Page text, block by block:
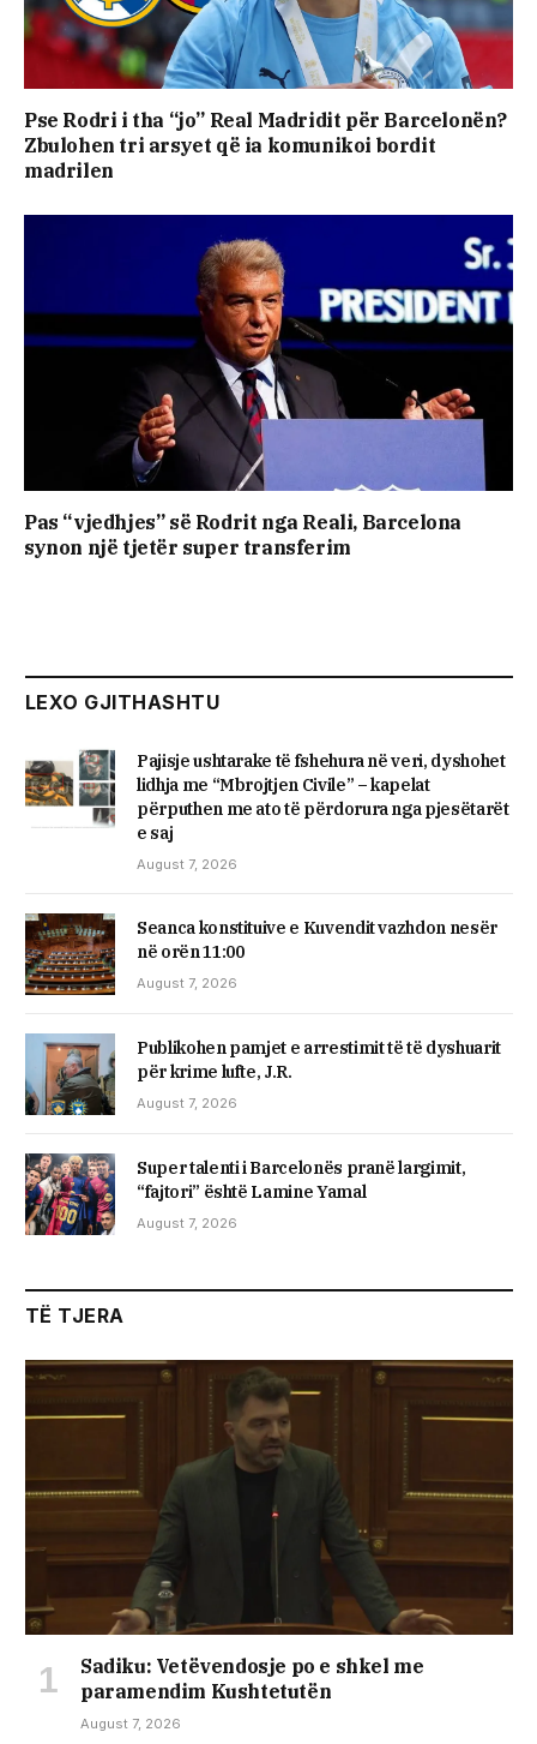
Pse Rodri i tha “jo” Real Madridit për Barcelonën?
Zbulohen tri arsyet që ia komunikoi bordit
madrilen
Pas “vjedhjes” së Rodrit nga Reali, Barcelona
synon një tjetër super transferim
LEXO GJITHASHTU
Pajisje ushtarake të fshehura në veri, dyshohet
lidhja me “Mbrojtjen Civile” – kapelat
përputhen me ato të përdorura nga pjesëtarët
e saj
August 7, 2026
Seanca konstituive e Kuvendit vazhdon nesër
në orën 11:00
August 7, 2026
Publikohen pamjet e arrestimit të të dyshuarit
për krime lufte, J.R.
August 7, 2026
Super talenti i Barcelonës pranë largimit,
“fajtori” është Lamine Yamal
August 7, 2026
TË TJERA
Sadiku: Vetëvendosje po e shkel me
paramendim Kushtetutën
August 7, 2026